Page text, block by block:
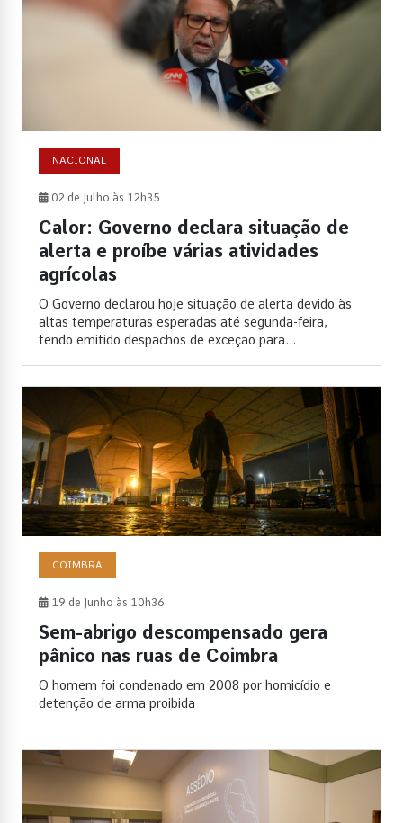
NACIONAL
02 de Julho às 12h35
Calor: Governo declara situação de
alerta e proíbe várias atividades
agrícolas
O Governo declarou hoje situação de alerta devido às
altas temperaturas esperadas até segunda-feira,
tendo emitido despachos de exceção para...
COIMBRA
19 de Junho às 10h36
Sem-abrigo descompensado gera
pânico nas ruas de Coimbra
O homem foi condenado em 2008 por homicídio e
detenção de arma proibida